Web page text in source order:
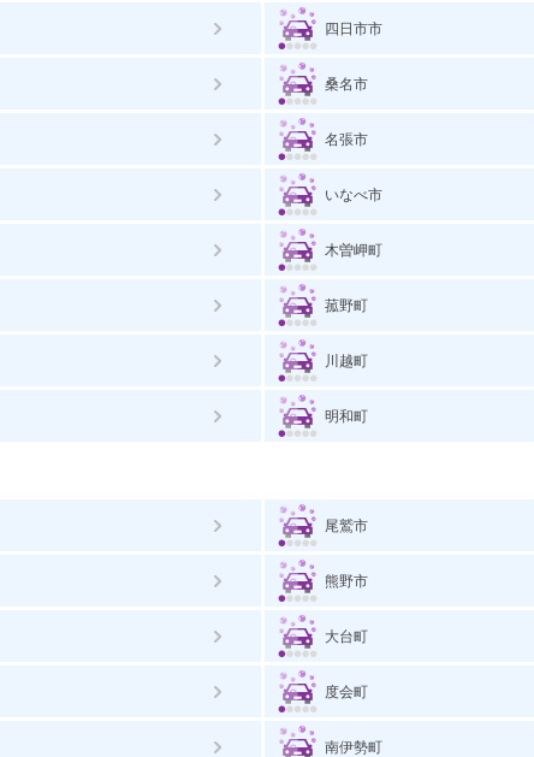
四日市市
桑名市
名張市
いなべ市
木曽岬町
菰野町
川越町
明和町
尾鷲市
熊野市
大台町
度会町
南伊勢町